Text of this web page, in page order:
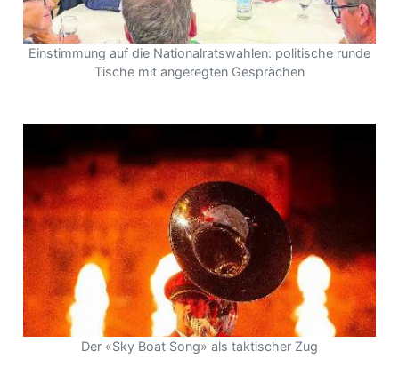
Einstimmung auf die Nationalratswahlen: politische runde
Tische mit angeregten Gesprächen
Der «Sky Boat Song» als taktischer Zug